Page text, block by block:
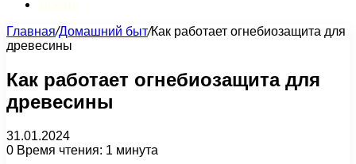
Главная/Домашний быт/Как работает огнебиозащита для
древесины
Как работает огнебиозащита для
древесины
31.01.2024
0 Время чтения: 1 минута